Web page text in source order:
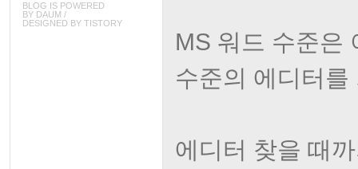
BLOG IS POWERED
BY DAUM /
DESIGNED BY TISTORY
MS 워드 수준은
수준의 에디터를
에디터 찾을 때